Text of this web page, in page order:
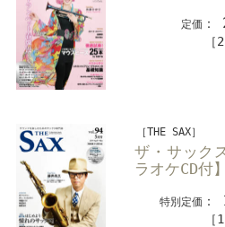
定価 ：
［THE SAX］
ザ・サック
ラオケCD付】
特別定価 ：